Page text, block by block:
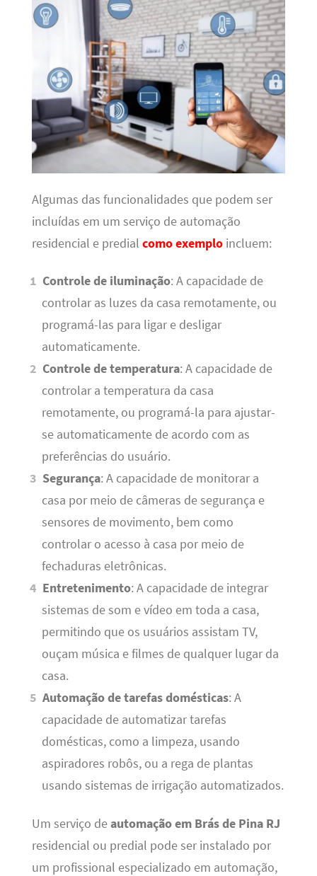
Algumas das funcionalidades que podem ser
incluídas em um serviço de automação
residencial e predial como exemploincluem:
Controle de iluminação: A capacidade de
controlar as luzes da casa remotamente, ou
programá-las para ligar e desligar
automaticamente.
Controle de temperatura: A capacidade de
controlar a temperatura da casa
remotamente, ou programá-la para ajustar-
se automaticamente de acordo com as
preferências do usuário.
Segurança: A capacidade de monitorar a
casa por meio de câmeras de segurança e
sensores de movimento, bem como
controlar o acesso à casa por meio de
fechaduras eletrônicas.
Entretenimento: A capacidade de integrar
sistemas de som e vídeo em toda a casa,
permitindo que os usuários assistam TV,
ouçam música e filmes de qualquer lugar da
casa.
Automação de tarefas domésticas: A
capacidade de automatizar tarefas
domésticas, como a limpeza, usando
aspiradores robôs, ou a rega de plantas
usando sistemas de irrigação automatizados.
Um serviço deautomação em Brás de Pina RJ
residencial ou predial pode ser instalado por
um profissional especializado em automação,